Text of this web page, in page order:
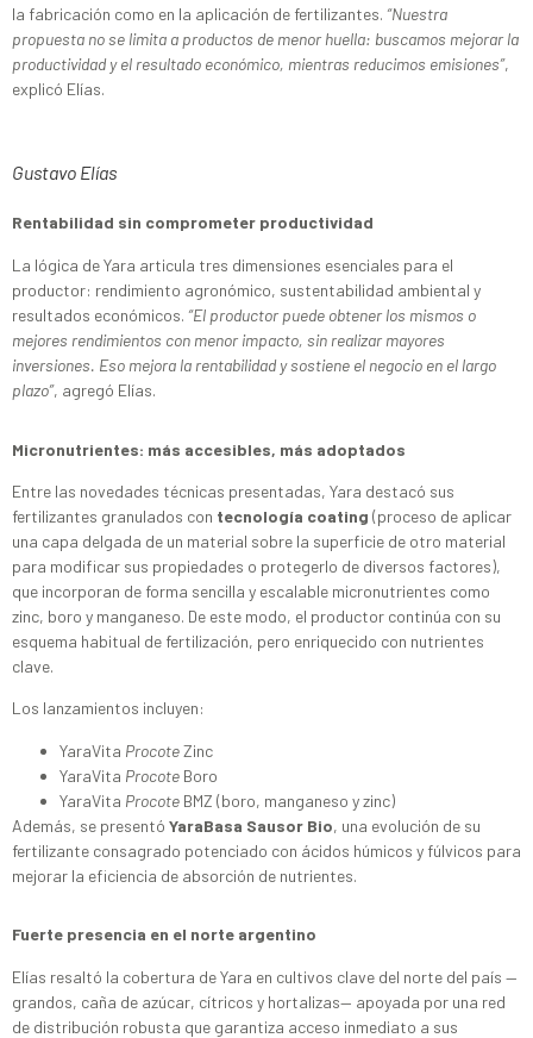
la fabricación como en la aplicación de fertilizantes. “Nuestra
propuesta no se limita a productos de menor huella: buscamos mejorar la
productividad y el resultado económico, mientras reducimos emisiones”,
explicó Elías.
Gustavo Elías
Rentabilidad sin comprometer productividad
La lógica de Yara articula tres dimensiones esenciales para el
productor: rendimiento agronómico, sustentabilidad ambiental y
resultados económicos. “El productor puede obtener los mismos o
mejores rendimientos con menor impacto, sin realizar mayores
inversiones. Eso mejora la rentabilidad y sostiene el negocio en el largo
plazo”, agregó Elías.
Micronutrientes: más accesibles, más adoptados
Entre las novedades técnicas presentadas, Yara destacó sus
fertilizantes granulados con tecnología coating (proceso de aplicar
una capa delgada de un material sobre la superficie de otro material
para modificar sus propiedades o protegerlo de diversos factores),
que incorporan de forma sencilla y escalable micronutrientes como
zinc, boro y manganeso. De este modo, el productor continúa con su
esquema habitual de fertilización, pero enriquecido con nutrientes
clave.
Los lanzamientos incluyen:
YaraVita ProcoteZinc
YaraVita Procote Boro
YaraVita Procote BMZ (boro, manganeso y zinc)
Además, se presentó YaraBasa Sausor Bio, una evolución de su
fertilizante consagrado potenciado con ácidos húmicos y fúlvicos para
mejorar la eficiencia de absorción de nutrientes.
Fuerte presencia en el norte argentino
Elías resaltó la cobertura de Yara en cultivos clave del norte del país —
gran­dos, caña de azúcar, cítricos y hortalizas— apoyada por una red
de distribución robusta que garantiza acceso inmediato a sus